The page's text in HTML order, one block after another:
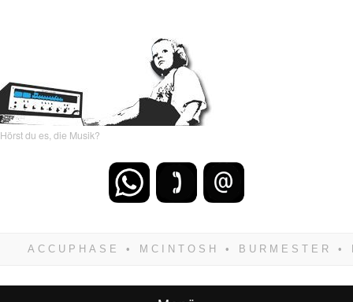
Hörst du es, die Musik?
zwangsläufig siegen! Und noch was: Hifi